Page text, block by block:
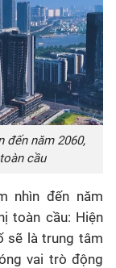
đến năm 2060,
cầu
nhìn đến năm
toàn cầu: Hiện
sẽ là trung tâm
vai trò động